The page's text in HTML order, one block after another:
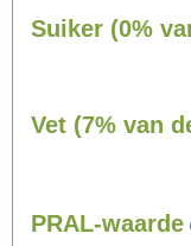
Suiker (0%
Vet (7% van
PRAL-waarde
Zitten, tv kijken